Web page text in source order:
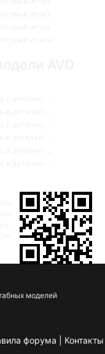
моделей
форума
Контакты